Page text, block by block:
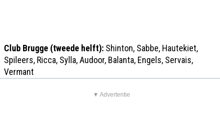
Club Brugge (tweede helft): Shinton, Sabbe, Hautekiet,
Spileers, Ricca, Sylla, Audoor, Balanta, Engels, Servais,
Vermant
▼ Advertentie